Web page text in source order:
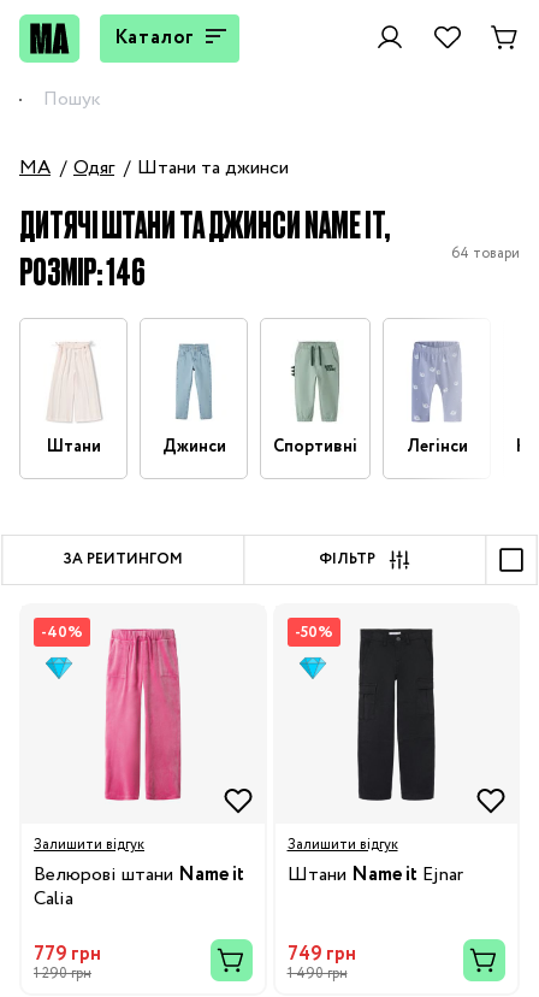
Каталог
MA Одяг Штани та джинси
ДИТЯЧІ ШТАНИ ТА ДЖИНСИ NAME IT,
РОЗМІР: 146
64 товари
Штани Джинси Спортивні Легінси
ЗА РЕЙТИНГОМ ФІЛЬТР
-40%
Залишити відгук
Велюрові штани Name it
Calia
779 грн
1 290 грн
-50%
Залишити відгук
Штани Name it Ejnar
749 грн
1 490 грн